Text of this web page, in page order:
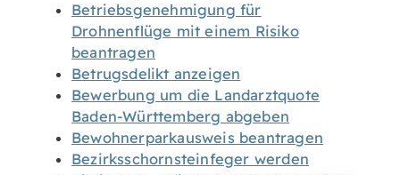
Betriebsgenehmigung für
Drohnenflüge mit einem Risiko
beantragen
Betrugsdelikt anzeigen
Bewerbung um die Landarztquote
Baden-Württemberg abgeben
Bewohnerparkausweis beantragen
Bezirksschornsteinfeger werden